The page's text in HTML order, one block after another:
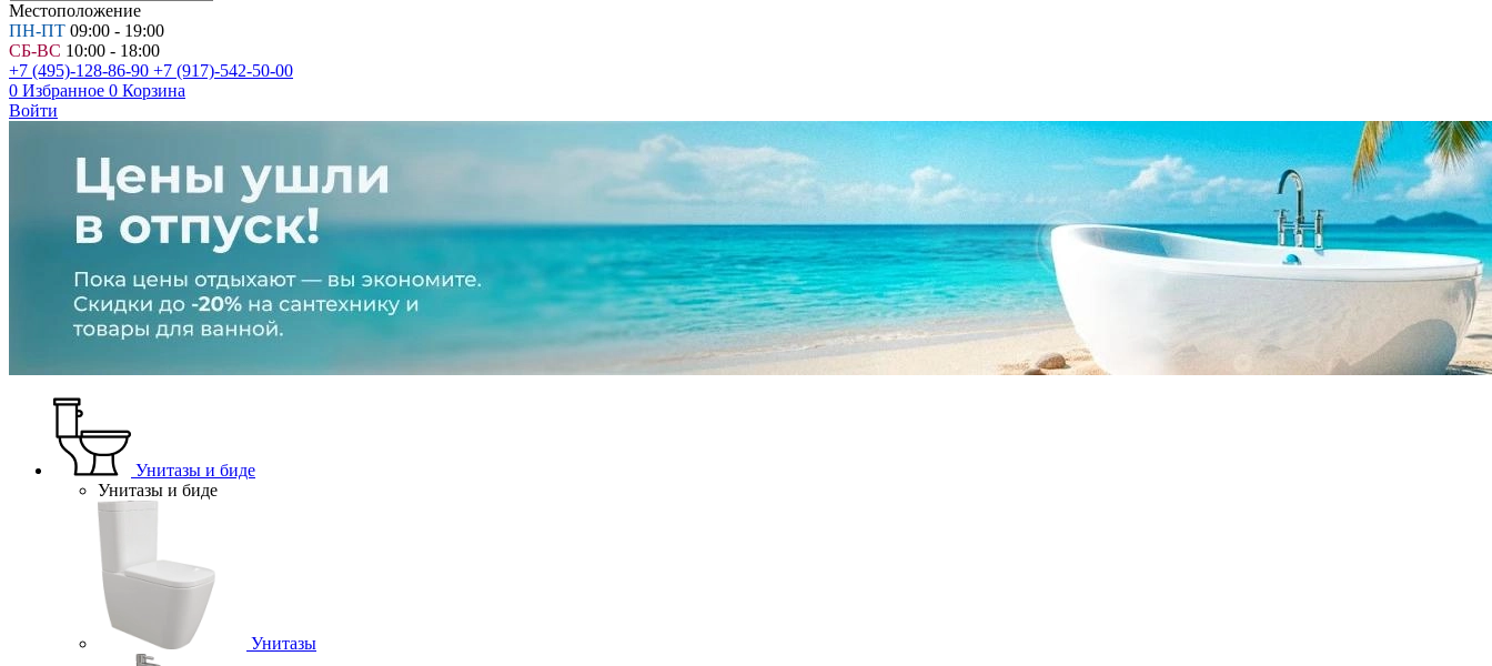
Местоположение
ПН-ПТ 09:00 - 19:00
СБ-ВС 10:00 - 18:00
+7 (495)-128-86-90 +7 (917)-542-50-00
0 Избранное 0 Корзина
Войти
Унитазы и биде
Унитазы и биде
Унитазы